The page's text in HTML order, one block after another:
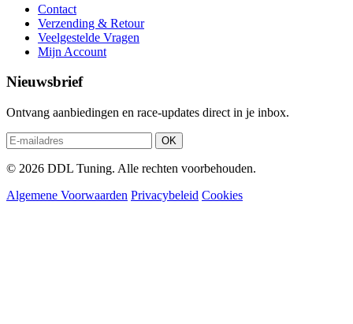
Contact
Verzending & Retour
Veelgestelde Vragen
Mijn Account
Nieuwsbrief
Ontvang aanbiedingen en race-updates direct in je inbox.
OK
© 2026 DDL Tuning. Alle rechten voorbehouden.
Algemene Voorwaarden Privacybeleid Cookies